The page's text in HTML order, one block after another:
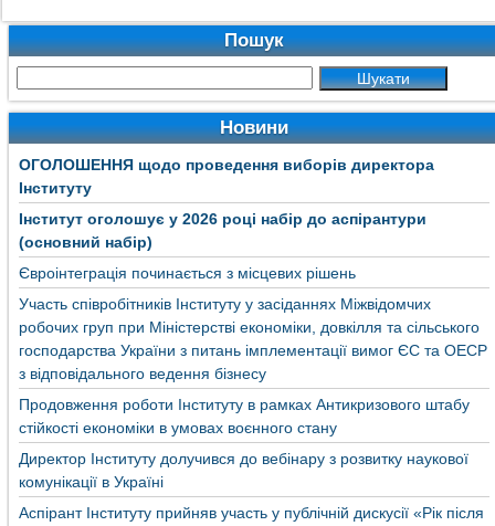
Пошук
Новини
ОГОЛОШЕННЯ щодо проведення виборів директора
Інституту
Інститут оголошує у 2026 році набір до аспірантури
(основний набір)
Євроінтеграція починається з місцевих рішень
Участь співробітників Інституту у засіданнях Міжвідомчих
робочих груп при Міністерстві економіки, довкілля та сільського
господарства України з питань імплементації вимог ЄС та ОЕСР
з відповідального ведення бізнесу
Продовження роботи Інституту в рамках Антикризового штабу
стійкості економіки в умовах воєнного стану
Директор Інституту долучився до вебінару з розвитку наукової
комунікації в Україні
Аспірант Інституту прийняв участь у публічній дискусії «Рік після